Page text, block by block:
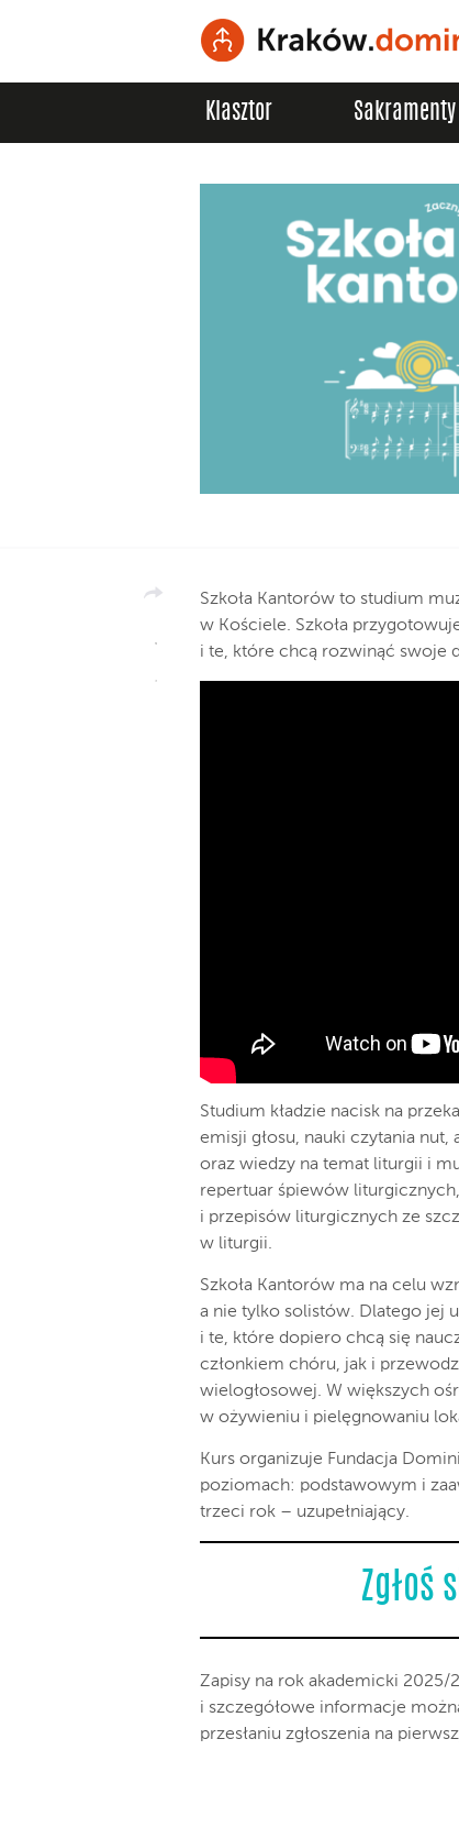
Klasztor Sakramenty
Szkoła Kantorów to studium
w Kościele. Szkoła
i te, które chcą rozwinąć swoje
Studium kładzie nacisk na
emisji głosu, nauki czytania
oraz wiedzy na temat liturgii i
repertuar śpiewów
i przepisów liturgicznych ze
w liturgii.
Szkoła Kantorów ma na celu
a nie tylko solistów. Dlatego jej
i te, które dopiero chcą się
członkiem chóru, jak i
wielogłosowej. W większych
w ożywieniu i pielęgnowaniu
Kurs organizuje Fundacja
poziomach: podstawowym i
trzeci rok – uzupełniający.
Zgłoś
Zapisy na rok akademicki 2025/
i szczegółowe informacje
przesłaniu zgłoszenia na